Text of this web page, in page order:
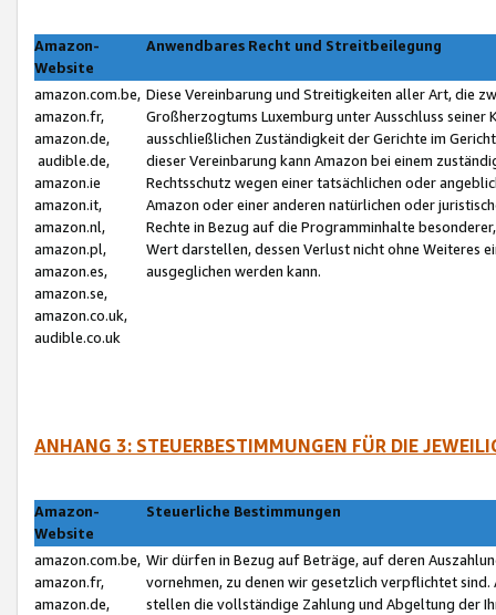
Amazon-
Website
Anwendbares Recht und Streitbeilegung
amazon.com.be,
amazon.fr,
amazon.de,
audible.de,
amazon.ie
amazon.it,
amazon.nl,
amazon.pl,
amazon.es,
amazon.se,
amazon.co.uk,
audible.co.uk
Diese Vereinbarung und Streitigkeiten aller Art, die
Großherzogtums Luxemburg unter Ausschluss
ausschließlichen Zuständigkeit der Gerichte im
dieser Vereinbarung kann Amazon bei einem
Rechtsschutz wegen einer tatsächlichen oder
Amazon oder einer anderen natürlichen oder
Rechte in Bezug auf die Programminhalte
Wert darstellen, dessen Verlust nicht ohne Weiteres
ausgeglichen werden kann.
ANHANG 3: STEUERBESTIMMUNGEN FÜR DIE
Amazon-
Website
Steuerliche Bestimmungen
amazon.com.be,
amazon.fr,
amazon.de,
Wir dürfen in Bezug auf Beträge, auf deren
vornehmen, zu denen wir gesetzlich verpflichtet
stellen die vollständige Zahlung und Abgeltung der